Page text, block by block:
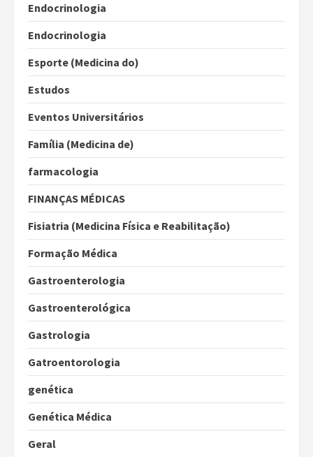
Endocrinologia
Endocrinologia
Esporte (Medicina do)
Estudos
Eventos Universitários
Família (Medicina de)
farmacologia
FINANÇAS MÉDICAS
Fisiatria (Medicina Física e Reabilitação)
Formação Médica
Gastroenterologia
Gastroenterológica
Gastrologia
Gatroentorologia
genética
Genética Médica
Geral